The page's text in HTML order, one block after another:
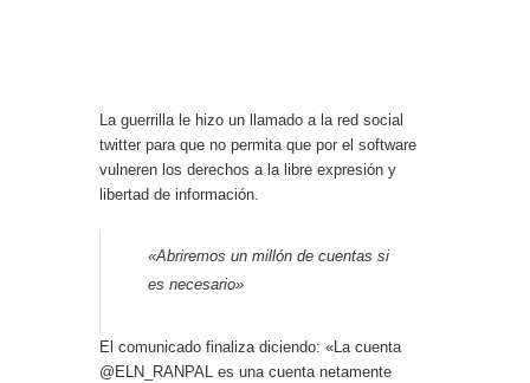
La guerrilla le hizo un llamado a la red social
twitter para que no permita que por el software
vulneren los derechos a la libre expresión y
libertad de información.
«Abriremos un millón de cuentas si
es necesario»
El comunicado finaliza diciendo: «La cuenta
@ELN_RANPAL es una cuenta netamente